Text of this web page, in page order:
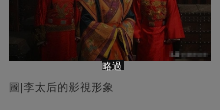
圖|李太后的影視形象
略過